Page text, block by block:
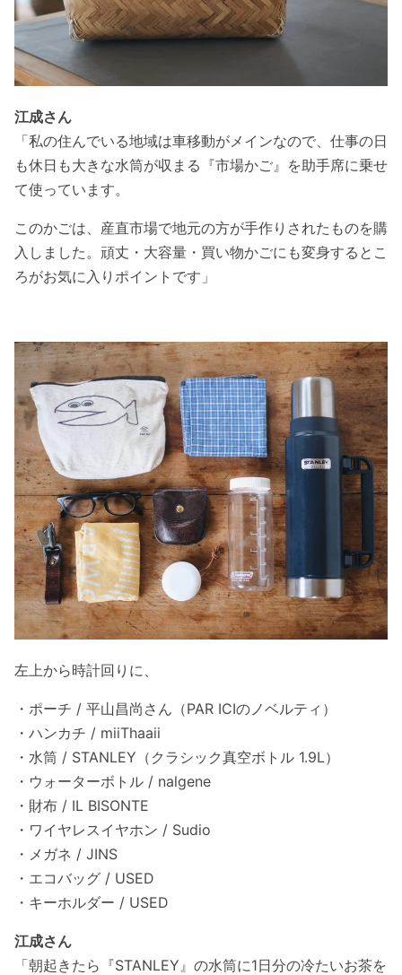
江成さん
「私の住んでいる地域は車移動がメインなので、仕事の日
も休日も大きな水筒が収まる『市場かご』を助手席に乗せ
て使っています。
このかごは、産直市場で地元の方が手作りされたものを購
入しました。頑丈・大容量・買い物かごにも変身するとこ
ろがお気に入りポイントです」
左上から時計回りに、
・ポーチ / 平山昌尚さん（PAR ICIのノベルティ）
・ハンカチ / miiThaaii
・水筒 / STANLEY（クラシック真空ボトル 1.9L）
・ウォーターボトル / nalgene
・財布 / IL BISONTE
・ワイヤレスイヤホン / Sudio
・メガネ / JINS
・エコバッグ / USED
・キーホルダー / USED
江成さん
「朝起きたら『STANLEY』の水筒に1日分の冷たいお茶を